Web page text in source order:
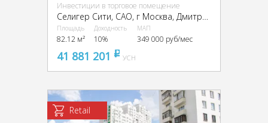
Инвестиции в торговое помещение
Селигер Сити, CАО, г Москва, Дмитровское ш., 87, стр. 2, 3
Площадь
82.12 м²
Доходность
10%
МАП
349 000 руб/мес
41 881 201 pуб
УСН
Retail